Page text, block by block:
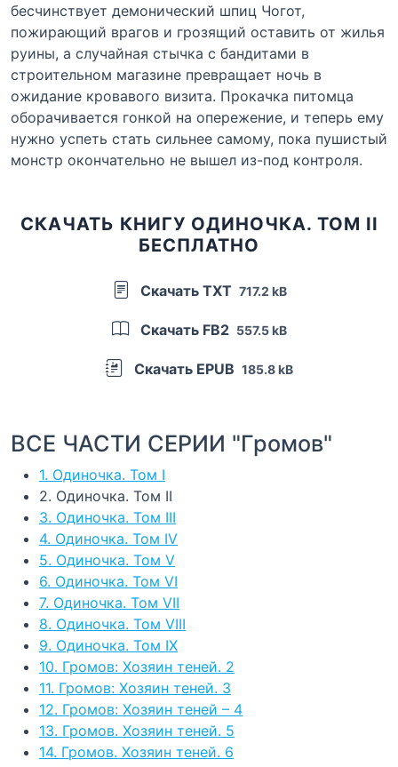
бесчинствует демонический шпиц Чогот,
пожирающий врагов и грозящий оставить от жилья
руины, а случайная стычка с бандитами в
строительном магазине превращает ночь в
ожидание кровавого визита. Прокачка питомца
оборачивается гонкой на опережение, и теперь ему
нужно успеть стать сильнее самому, пока пушистый
монстр окончательно не вышел из-под контроля.
СКАЧАТЬ КНИГУ ОДИНОЧКА. ТОМ II
БЕСПЛАТНО
Скачать TXT 717.2 kB
Скачать FB2 557.5 kB
Скачать EPUB 185.8 kB
ВСЕ ЧАСТИ СЕРИИ "Громов"
1. Одиночка. Том I
2. Одиночка. Том II
3. Одиночка. Том III
4. Одиночка. Том IV
5. Одиночка. Том V
6. Одиночка. Том VI
7. Одиночка. Том VII
8. Одиночка. Том VIII
9. Одиночка. Том IX
10. Громов: Хозяин теней. 2
11. Громов: Хозяин теней. 3
12. Громов: Хозяин теней – 4
13. Громов. Хозяин теней. 5
14. Громов. Хозяин теней. 6